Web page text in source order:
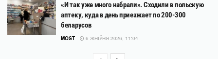
«И так уже много набрали». Сходили в польскую
аптеку, куда в день приезжает по 200-300
беларусов
MOST 6 ЖНІЎНЯ 2026, 11:04